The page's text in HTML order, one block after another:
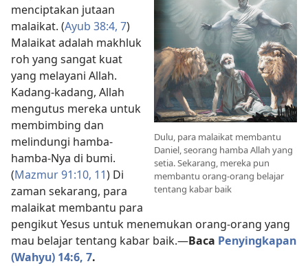
Dulu, para malaikat membantu
Daniel, seorang hamba Allah yang
setia. Sekarang, mereka pun
membantu orang-orang belajar
tentang kabar baik
menciptakan jutaan
malaikat. (Ayub 38:4, 7)
Malaikat adalah makhluk
roh yang sangat kuat
yang melayani Allah.
Kadang-kadang, Allah
mengutus mereka untuk
membimbing dan
melindungi hamba-
hamba-Nya di bumi.
(Mazmur 91:10, 11) Di
zaman sekarang, para
malaikat membantu para
pengikut Yesus untuk menemukan orang-orang yang
mau belajar tentang kabar baik.—Baca Penyingkapan
(Wahyu) 14:6, 7.